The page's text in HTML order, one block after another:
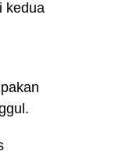
kedua